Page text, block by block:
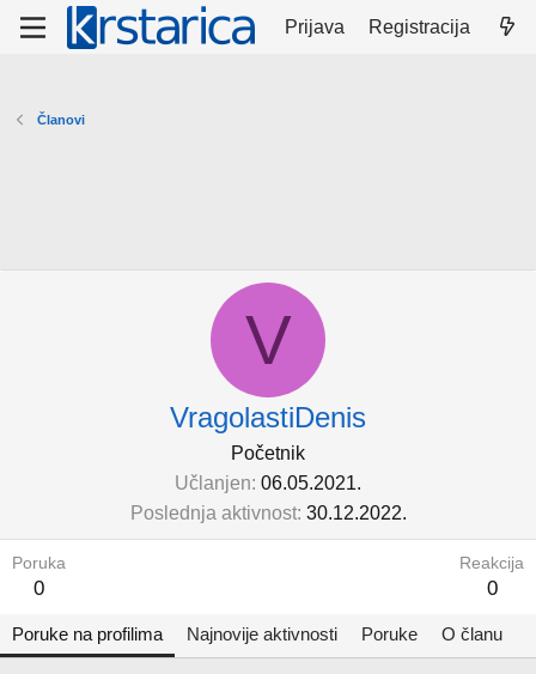
Prijava Registracija
Članovi
V
VragolastiDenis
Početnik
Učlanjen 06.05.2021.
Poslednja aktivnost 30.12.2022.
Poruka
0
Reakcija
0
Poruke na profilima Najnovije aktivnosti Poruke O članu